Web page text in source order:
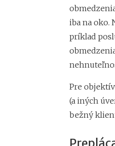
iba na oko.
príklad
Pre
(a iných
bežný